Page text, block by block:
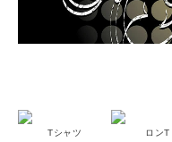
Tシャツ ロンT